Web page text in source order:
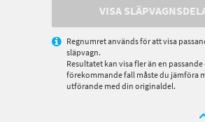
VISA
Regnumret används för att visa
släpvagn.
Resultatet kan visa fler än en passande
förekommande fall måste du jämföra
utförande med din originaldel.